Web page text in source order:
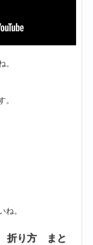
。
。
ね。
折り方 まと